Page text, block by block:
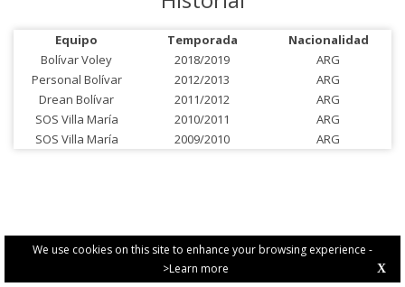
We use cookies on this site to enhance your browsing experience -
>Learn more
X
Equipo Temporada
Nacionalidad
Bolívar Voley
2018/2019
ARG
Personal Bolívar
2012/2013
ARG
Drean Bolívar
2011/2012
ARG
SOS Villa María
2010/2011
ARG
SOS Villa María
2009/2010 ARG